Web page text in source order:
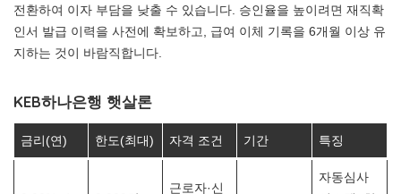
전환하여 이자 부담을 낮출 수 있습니다. 승인율을 높이려면 재직확
인서 발급 이력을 사전에 확보하고, 급여 이체 기록을 6개월 이상 유
지하는 것이 바람직합니다.
KEB하나은행 햇살론
금리(연) 한도(최대) 자격 조건 기간 특징
근로자·신
자동심사